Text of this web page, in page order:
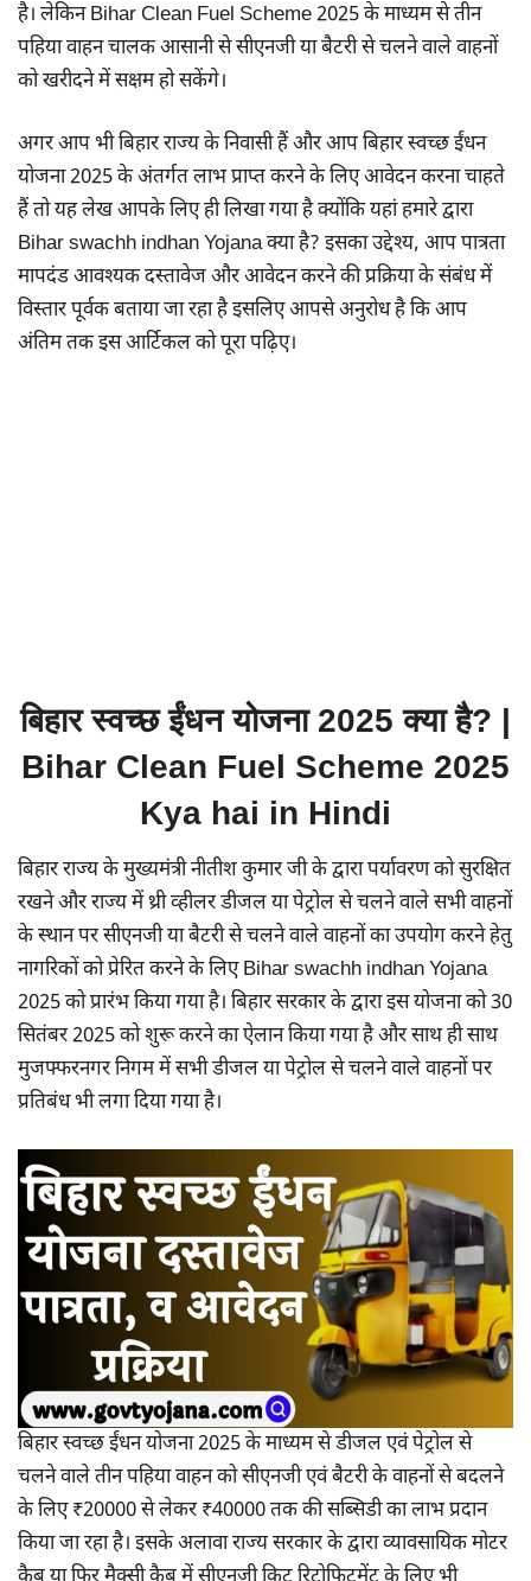
है। लेकिन Bihar Clean Fuel Scheme 2025 के माध्यम से तीन
पहिया वाहन चालक आसानी से सीएनजी या बैटरी से चलने वाले वाहनों
को खरीदने में सक्षम हो सकेंगे।
अगर आप भी बिहार राज्य के निवासी हैं और आप बिहार स्वच्छ ईंधन
योजना 2025 के अंतर्गत लाभ प्राप्त करने के लिए आवेदन करना चाहते
हैं तो यह लेख आपके लिए ही लिखा गया है क्योंकि यहां हमारे द्वारा
Bihar swachh indhan Yojana क्या है? इसका उद्देश्य, आप पात्रता
मापदंड आवश्यक दस्तावेज और आवेदन करने की प्रक्रिया के संबंध में
विस्तार पूर्वक बताया जा रहा है इसलिए आपसे अनुरोध है कि आप
अंतिम तक इस आर्टिकल को पूरा पढ़िए।
बिहार स्वच्छ ईंधन योजना 2025 क्या है? |
Bihar Clean Fuel Scheme 2025
Kya hai in Hindi
बिहार राज्य के मुख्यमंत्री नीतीश कुमार जी के द्वारा पर्यावरण को सुरक्षित
रखने और राज्य में थ्री व्हीलर डीजल या पेट्रोल से चलने वाले सभी वाहनों
के स्थान पर सीएनजी या बैटरी से चलने वाले वाहनों का उपयोग करने हेतु
नागरिकों को प्रेरित करने के लिए Bihar swachh indhan Yojana
2025 को प्रारंभ किया गया है। बिहार सरकार के द्वारा इस योजना को 30
सितंबर 2025 को शुरू करने का ऐलान किया गया है और साथ ही साथ
मुजफ्फरनगर निगम में सभी डीजल या पेट्रोल से चलने वाले वाहनों पर
प्रतिबंध भी लगा दिया गया है।
बिहार स्वच्छ ईंधन योजना 2025 के माध्यम से डीजल एवं पेट्रोल से
चलने वाले तीन पहिया वाहन को सीएनजी एवं बैटरी के वाहनों से बदलने
के लिए ₹20000 से लेकर ₹40000 तक की सब्सिडी का लाभ प्रदान
किया जा रहा है। इसके अलावा राज्य सरकार के द्वारा व्यावसायिक मोटर